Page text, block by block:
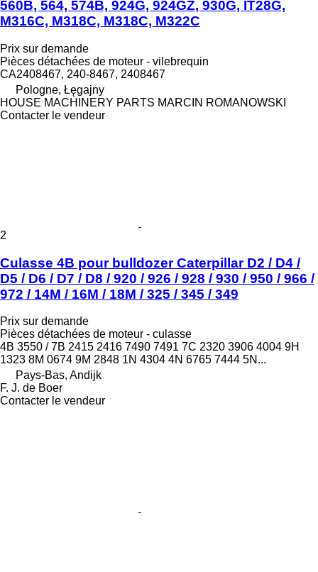
560B, 564, 574B, 924G, 924GZ, 930G, IT28G,
M316C, M318C, M318C, M322C
Prix sur demande
Pièces détachées de moteur - vilebrequin
CA2408467, 240-8467, 2408467
Pologne, Łęgajny
HOUSE MACHINERY PARTS MARCIN ROMANOWSKI
Contacter le vendeur
2
Culasse 4B pour bulldozer Caterpillar D2 / D4 /
D5 / D6 / D7 / D8 / 920 / 926 / 928 / 930 / 950 / 966 /
972 / 14M / 16M / 18M / 325 / 345 / 349
Prix sur demande
Pièces détachées de moteur - culasse
4B 3550 / 7B 2415 2416 7490 7491 7C 2320 3906 4004 9H
1323 8M 0674 9M 2848 1N 4304 4N 6765 7444 5N...
Pays-Bas, Andijk
F. J. de Boer
Contacter le vendeur